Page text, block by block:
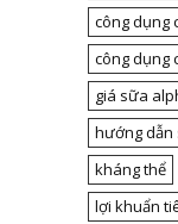
công dụng
công dụng
giá sữa
hướng dẫn
kháng thể
lợi khuẩn